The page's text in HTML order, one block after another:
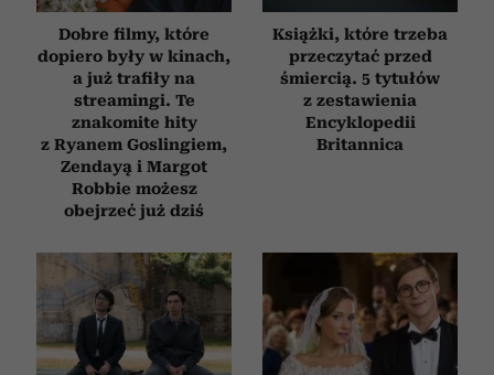
Dobre filmy, które
dopiero były w kinach,
a już trafiły na
streamingi. Te
znakomite hity
z Ryanem Goslingiem,
Zendayą i Margot
Robbie możesz
obejrzeć już dziś
Książki, które trzeba
przeczytać przed
śmiercią. 5 tytułów
z zestawienia
Encyklopedii
Britannica